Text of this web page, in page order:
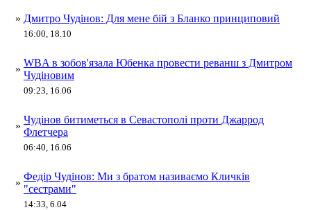
» Дмитро Чудінов: Для мене бій з Бланко принциповий
16:00, 18.10
»
WBA в зобов'язала Юбенка провести реванш з Дмитром
Чудіновим
09:23, 16.06
»
Чудінов битиметься в Севастополі проти Джаррод
Флетчера
06:40, 16.06
»
Федір Чудінов: Ми з братом називаємо Кличків
"сестрами"
14:33, 6.04